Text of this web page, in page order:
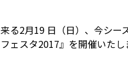
来る2月19 日（日）、今シー
フェスタ2017』を開催いたし